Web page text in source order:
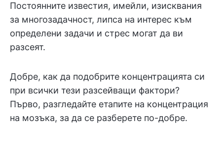
Постоянните известия, имейли, изисквания
за многозадачност, липса на интерес към
определени задачи и стрес могат да ви
разсеят.
Добре, как да подобрите концентрацията си
при всички тези разсейващи фактори?
Първо, разгледайте етапите на концентрация
на мозъка, за да се разберете по-добре.